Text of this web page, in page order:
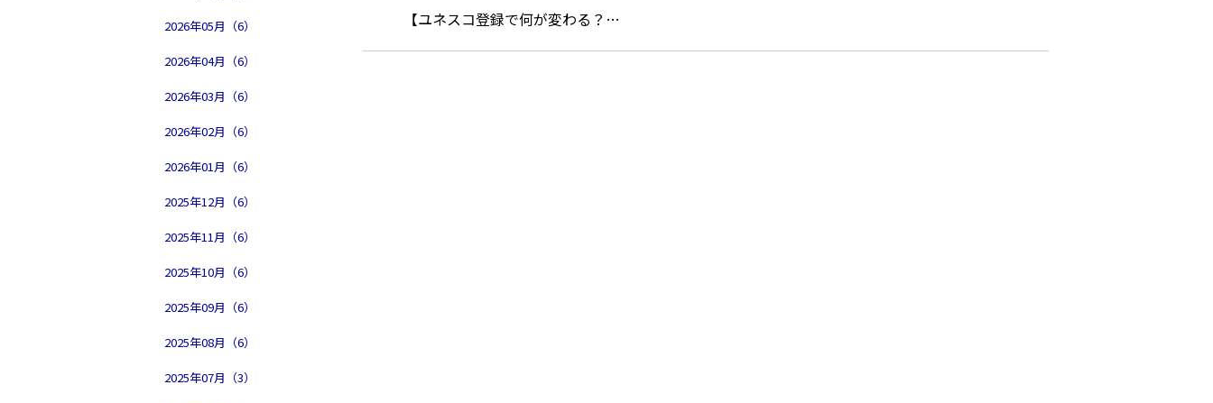
2026年05月（6）
2026年04月（6）
2026年03月（6）
2026年02月（6）
2026年01月（6）
2025年12月（6）
2025年11月（6）
2025年10月（6）
2025年09月（6）
2025年08月（6）
2025年07月（3）
【ユネスコ登録で何が変わる？…